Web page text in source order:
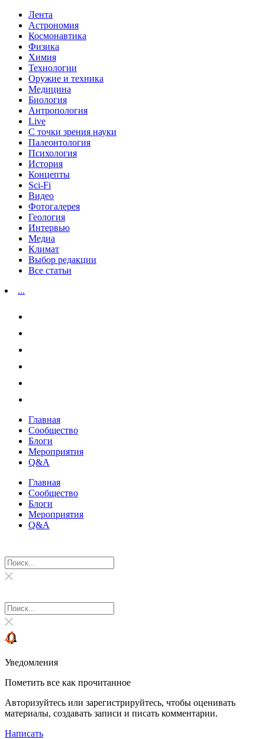
Лента
Астрономия
Космонавтика
Физика
Химия
Технологии
Оружие и техника
Медицина
Биология
Антропология
Live
С точки зрения науки
Палеонтология
Психология
История
Концепты
Sci-Fi
Видео
Фотогалерея
Геология
Интервью
Медиа
Климат
Выбор редакции
Все статьи
...
Главная
Сообщество
Блоги
Мероприятия
Q&A
Главная
Сообщество
Блоги
Мероприятия
Q&A
Уведомления
Пометить все как прочитанное
Авторизуйтесь или зарегистрируйтесь, чтобы оценивать
материалы, создавать записи и писать комментарии.
Написать